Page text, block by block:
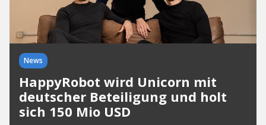
News
HappyRobot wird Unicorn mit
deutscher Beteiligung und holt
sich 150 Mio USD